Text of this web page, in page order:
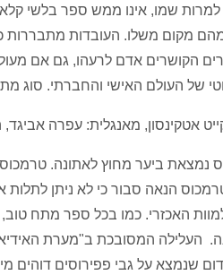
שמו, אינו ממש ספר בלשי
מקום משלו. העובדות מתבררות
הקושרים אדם לרעהו, גם אם מעולם
של העולם האישי והחברתי. סוג
מאנגלית: עפרה אביגד, הוצאת כתר –
נמצאת ביער מחוץ לאתונה.
הנאה סבור כי לא ניתן
האכזרי. כמו בכל ספר מתח
העלילה המסובכת ב"מערת
שנמצא על גבי פפירוסים דוהים